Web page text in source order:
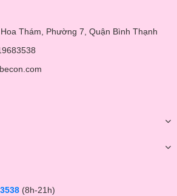
Thám, Phường 7, Quận Bình Thạnh
(8h-21h)